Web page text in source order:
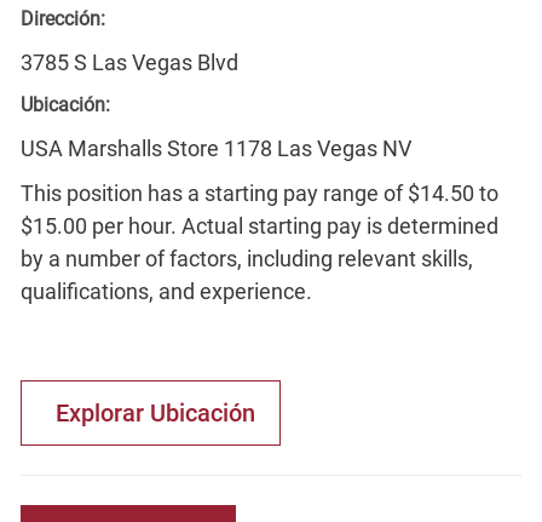
Dirección:
3785 S Las Vegas Blvd
Ubicación:
USA Marshalls Store 1178 Las Vegas NV
This position has a starting pay range of $14.50 to
$15.00 per hour. Actual starting pay is determined
by a number of factors, including relevant skills,
qualifications, and experience.
Explorar Ubicación